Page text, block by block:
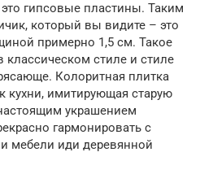
гипсовые пластины. Таким
который вы видите – это
примерно 1,5 см. Такое
классическом стиле и стиле
Колоритная плитка
кухни, имитирующая старую
украшением
гармонировать с
мебели иди деревянной